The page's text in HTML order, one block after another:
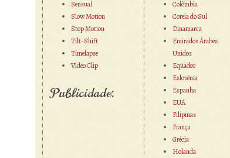
Sensual
Slow Motion
Stop Motion
Tilt-Shift
Timelapse
Vídeo Clip
Publicidade:
Colômbia
Coreia do Sul
Dinamarca
Emirados Árabes
Unidos
Equador
Eslovénia
Espanha
EUA
Filipinas
França
Grécia
Holanda